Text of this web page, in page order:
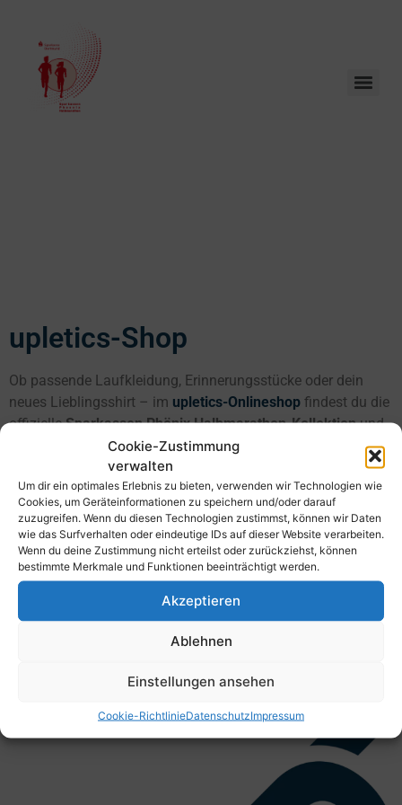
Cookie-Zustimmung
verwalten
Um dir ein optimales Erlebnis zu bieten, verwenden wir Technologien wie
Cookies, um Geräteinformationen zu speichern und/oder darauf
zuzugreifen. Wenn du diesen Technologien zustimmst, können wir Daten
wie das Surfverhalten oder eindeutige IDs auf dieser Website verarbeiten.
Wenn du deine Zustimmung nicht erteilst oder zurückziehst, können
bestimmte Merkmale und Funktionen beeinträchtigt werden.
Akzeptieren
Ablehnen
Einstellungen ansehen
Cookie-RichtlinieDatenschutzImpressum
upletics-Shop
Ob passende Laufkleidung, Erinnerungsstücke oder dein
neues Lieblingsshirt – im upletics-Onlineshop findest du die
offizielleSparkassen Phönix Halbmarathon-Kollektionund
vieles mehr! Stöbere durch unsere Auswahl an hochwertiger
Sportbekleidung, buche Kurse oder entdecke weitere Events
von upletics. Jetzt reinschauen, ausstatten und bestens
vorbereitet an den Start gehen!
Jetzt besuchen: